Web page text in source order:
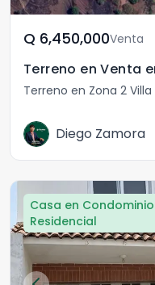
Q	6,450,000Venta
Terreno en Zona 2 Villa
Diego Zamora
Casa en Condominio
Residencial